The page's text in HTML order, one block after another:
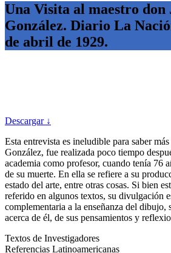
Una Visita al maestro don
González. Diario La
de abril de 1929.
Descargar ↓
Esta entrevista es ineludible para saber
González, fue realizada poco tiempo
academia como profesor, cuando tenía 76
de su muerte. En ella se refiere a su
estado del arte, entre otras cosas. Si bien
referido en algunos textos, su divulgación
complementaria a la enseñanza del dibujo,
acerca de él, de sus pensamientos y
Textos de Investigadores
Referencias Latinoamericanas